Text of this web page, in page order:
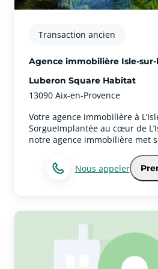
choisir un partenaire de
Luberon, pour concrétiser vos
Transaction ancien
Agence immobilière Isle-sur-
Luberon Square Habitat
13090 Aix-en-Provence
Votre agence immobilière à
SorgueImplantée au cœur de
notre agence immobilière met
de tous vos projets. Que vous
vendre, louer ou faire estimer
vous accompagne avec
sur-la-Sorgue et de ses
maisons de village pleines de
propriétés provençales, en
appartements, les terrains et
Grâce à notre ancrage local et
Nous appeler